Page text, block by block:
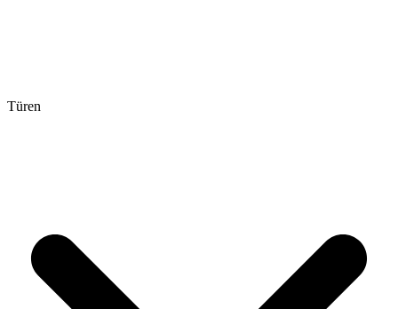
Türen